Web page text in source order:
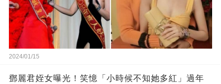
2024/01/15
鄧麗君姪女曝光！笑憶「小時候不知她多紅」過年